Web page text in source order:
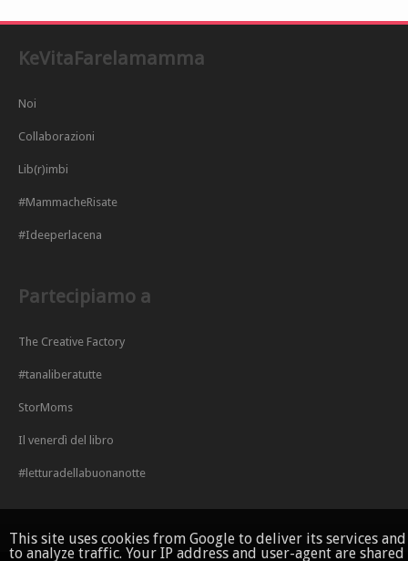
KeVitaFarelamamma
Noi
Collaborazioni
Lib(r)imbi
#MammacheRisate
#Ideeperlacena
Partecipiamo a
The Creative Factory
#tanaliberatutte
StorMoms
Il venerdì del libro
#letturadellabuonanotte
This site uses cookies from Google to deliver its services and
to analyze traffic. Your IP address and user-agent are shared